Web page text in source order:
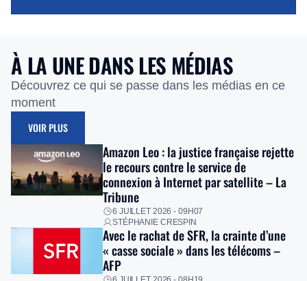
À LA UNE DANS LES MÉDIAS
Découvrez ce qui se passe dans les médias en ce
moment
VOIR PLUS
Amazon Leo : la justice française rejette
le recours contre le service de
connexion à Internet par satellite – La
Tribune
6 JUILLET 2026 - 09H07
STÉPHANIE CRESPIN
Avec le rachat de SFR, la crainte d’une
« casse sociale » dans les télécoms –
AFP